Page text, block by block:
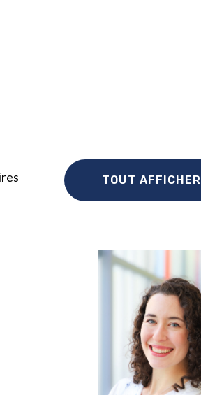
TOUT AFFICHER